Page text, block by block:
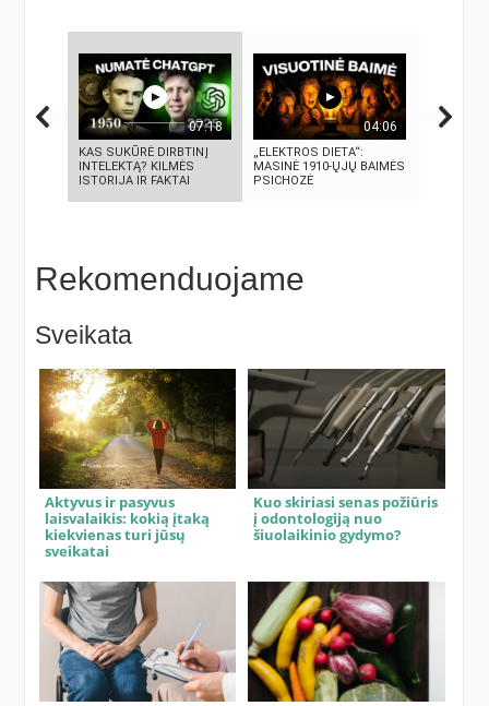
07:18
KAS SUKŪRĖ DIRBTINĮ
INTELEKTĄ? KILMĖS
ISTORIJA IR FAKTAI
04:06
„ELEKTROS DIETA“:
MASINĖ 1910-ŲJŲ BAIMĖS
PSICHOZĖ
Rekomenduojame
Sveikata
Aktyvus ir pasyvus
laisvalaikis: kokią įtaką
kiekvienas turi jūsų
sveikatai
Kuo skiriasi senas požiūris
į odontologiją nuo
šiuolaikinio gydymo?